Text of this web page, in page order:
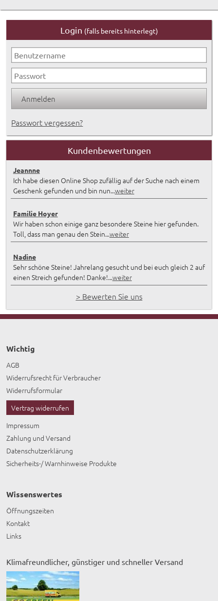
Login (falls bereits hinterlegt)
Passwort vergessen?
Kundenbewertungen
Jeannne
Ich habe diesen Online Shop zufällig auf der Suche nach einem
Geschenk gefunden und bin nun...weiter
Familie Hoyer
Wir haben schon einige ganz besondere Steine hier gefunden.
Toll, dass man genau den Stein...weiter
Nadine
Sehr schöne Steine! Jahrelang gesucht und bei euch gleich 2 auf
einen Streich gefunden! Danke!...weiter
> Bewerten Sie uns
Wichtig
AGB
Widerrufsrecht für Verbraucher
Widerrufsformular
Vertrag widerrufen
Impressum
Zahlung und Versand
Datenschutzerklärung
Sicherheits-/ Warnhinweise Produkte
Wissenswertes
Öffnungszeiten
Kontakt
Links
Klimafreundlicher, günstiger und schneller Versand